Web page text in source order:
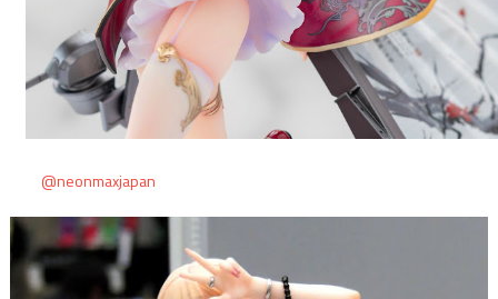
@neonmaxjapan